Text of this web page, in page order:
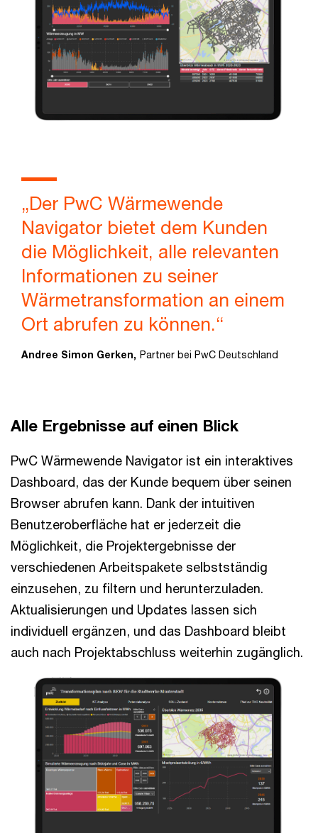
„Der PwC Wärmewende
Navigator bietet dem Kunden
die Möglichkeit, alle relevanten
Informationen zu seiner
Wärmetransformation an einem
Ort abrufen zu können.“
Andree Simon Gerken, Partner bei PwC Deutschland
Alle Ergebnisse auf einen Blick
PwC Wärmewende Navigator ist ein interaktives
Dashboard, das der Kunde bequem über seinen
Browser abrufen kann. Dank der intuitiven
Benutzeroberfläche hat er jederzeit die
Möglichkeit, die Projektergebnisse der
verschiedenen Arbeitspakete selbstständig
einzusehen, zu filtern und herunterzuladen.
Aktualisierungen und Updates lassen sich
individuell ergänzen, und das Dashboard bleibt
auch nach Projektabschluss weiterhin zugänglich.